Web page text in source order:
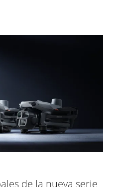
de la nueva serie